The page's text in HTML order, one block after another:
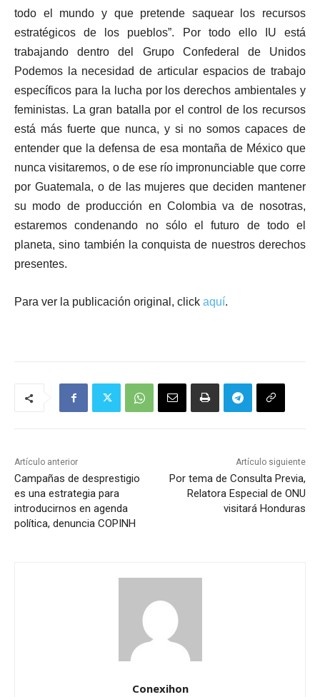
todo el mundo y que pretende saquear los recursos
estratégicos de los pueblos”. Por todo ello IU está
trabajando dentro del Grupo Confederal de Unidos
Podemos la necesidad de articular espacios de trabajo
específicos para la lucha por los derechos ambientales y
feministas. La gran batalla por el control de los recursos
está más fuerte que nunca, y si no somos capaces de
entender que la defensa de esa montaña de México que
nunca visitaremos, o de ese río impronunciable que corre
por Guatemala, o de las mujeres que deciden mantener
su modo de producción en Colombia va de nosotras,
estaremos condenando no sólo el futuro de todo el
planeta, sino también la conquista de nuestros derechos
presentes.
Para ver la publicación original, click aquí.
Artículo anterior
Campañas de desprestigio
es una estrategia para
introducirnos en agenda
política, denuncia COPINH
Artículo siguiente
Por tema de Consulta Previa,
Relatora Especial de ONU
visitará Honduras
Conexihon